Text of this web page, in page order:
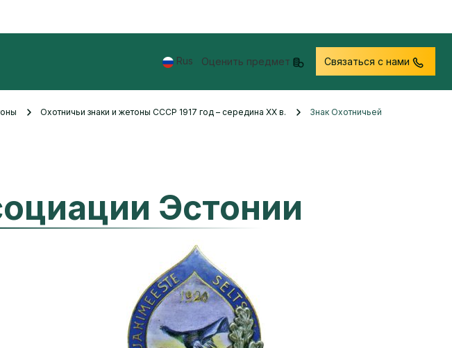
Rus Оценить предмет Связаться с нами
Охотничьи знаки и жетоны СССР 1917 год – середина XX в.
Знак Охотничьей
Эстонии